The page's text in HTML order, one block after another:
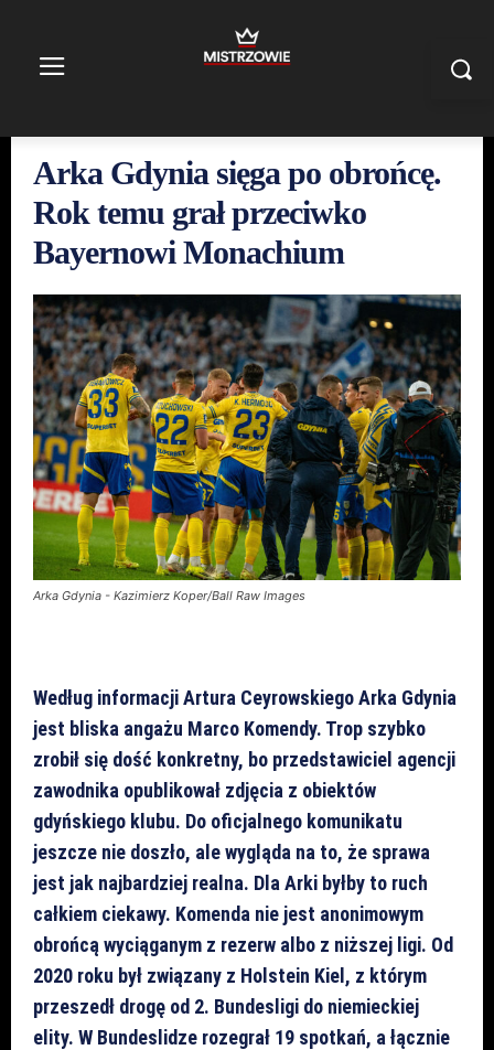
Arka Gdynia sięga po obrońcę.
Rok temu grał przeciwko
Bayernowi Monachium
Arka Gdynia - Kazimierz Koper/Ball Raw Images
Według informacji Artura Ceyrowskiego Arka Gdynia
jest bliska angażu Marco Komendy. Trop szybko
zrobił się dość konkretny, bo przedstawiciel agencji
zawodnika opublikował zdjęcia z obiektów
gdyńskiego klubu. Do oficjalnego komunikatu
jeszcze nie doszło, ale wygląda na to, że sprawa
jest jak najbardziej realna. Dla Arki byłby to ruch
całkiem ciekawy. Komenda nie jest anonimowym
obrońcą wyciąganym z rezerw albo z niższej ligi. Od
2020 roku był związany z Holstein Kiel, z którym
przeszedł drogę od 2. Bundesligi do niemieckiej
elity. W Bundeslidze rozegrał 19 spotkań, a łącznie